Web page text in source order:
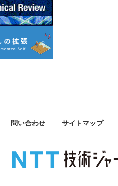
問い合わせ サイトマップ